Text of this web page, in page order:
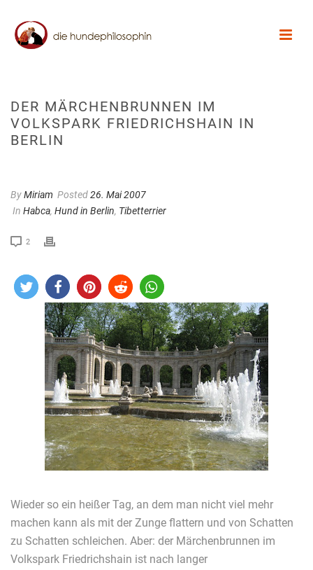
DER MÄRCHENBRUNNEN IM
VOLKSPARK FRIEDRICHSHAIN IN
BERLIN
ByMiriam Posted26. Mai 2007
In Habca, Hund in Berlin, Tibetterrier
2
Wieder so ein heißer Tag, an dem man nicht viel mehr
machen kann als mit der Zunge flattern und von Schatten
zu Schatten schleichen. Aber: der Märchenbrunnen im
Volkspark Friedrichshain ist nach langer